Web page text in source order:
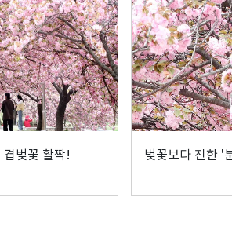
벚꽃 활짝! 벚꽃보다 진한 '